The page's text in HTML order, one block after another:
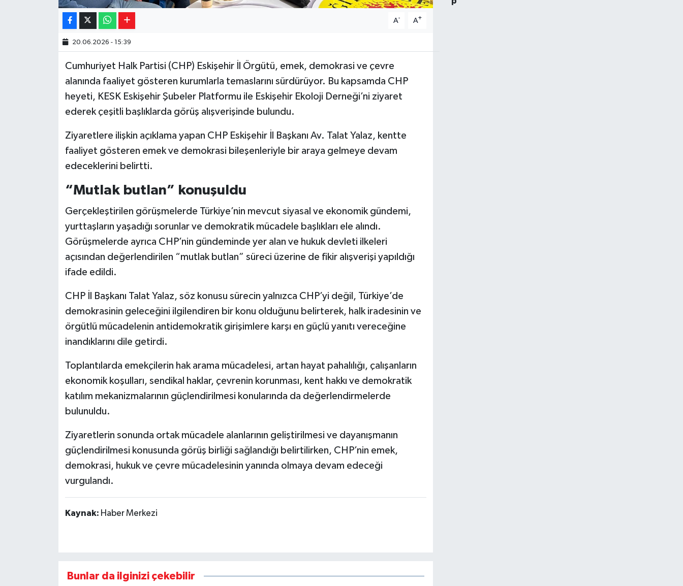
A- A+
20.06.2026 - 15:39
Cumhuriyet Halk Partisi (CHP) Eskişehir İl Örgütü, emek, demokrasi ve çevre
alanında faaliyet gösteren kurumlarla temaslarını sürdürüyor. Bu kapsamda CHP
heyeti, KESK Eskişehir Şubeler Platformu ile Eskişehir Ekoloji Derneği’ni ziyaret
ederek çeşitli başlıklarda görüş alışverişinde bulundu.
Ziyaretlere ilişkin açıklama yapan CHP Eskişehir İl Başkanı Av. Talat Yalaz, kentte
faaliyet gösteren emek ve demokrasi bileşenleriyle bir araya gelmeye devam
edeceklerini belirtti.
“Mutlak butlan” konuşuldu
Gerçekleştirilen görüşmelerde Türkiye’nin mevcut siyasal ve ekonomik gündemi,
yurttaşların yaşadığı sorunlar ve demokratik mücadele başlıkları ele alındı.
Görüşmelerde ayrıca CHP’nin gündeminde yer alan ve hukuk devleti ilkeleri
açısından değerlendirilen “mutlak butlan” süreci üzerine de fikir alışverişi yapıldığı
ifade edildi.
CHP İl Başkanı Talat Yalaz, söz konusu sürecin yalnızca CHP’yi değil, Türkiye’de
demokrasinin geleceğini ilgilendiren bir konu olduğunu belirterek, halk iradesinin ve
örgütlü mücadelenin antidemokratik girişimlere karşı en güçlü yanıtı vereceğine
inandıklarını dile getirdi.
Toplantılarda emekçilerin hak arama mücadelesi, artan hayat pahalılığı, çalışanların
ekonomik koşulları, sendikal haklar, çevrenin korunması, kent hakkı ve demokratik
katılım mekanizmalarının güçlendirilmesi konularında da değerlendirmelerde
bulunuldu.
Ziyaretlerin sonunda ortak mücadele alanlarının geliştirilmesi ve dayanışmanın
güçlendirilmesi konusunda görüş birliği sağlandığı belirtilirken, CHP’nin emek,
demokrasi, hukuk ve çevre mücadelesinin yanında olmaya devam edeceği
vurgulandı.
Kaynak: Haber Merkezi
Bunlar da ilginizi çekebilir